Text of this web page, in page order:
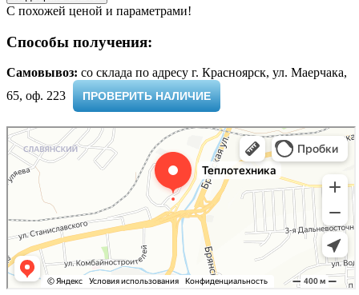
С похожей ценой и параметрами!
Способы получения:
Самовывоз: cо склада по адресу г. Красноярск, ул. Маерчака,
65, оф. 223 ​
ПРОВЕРИТЬ НАЛИЧИЕ